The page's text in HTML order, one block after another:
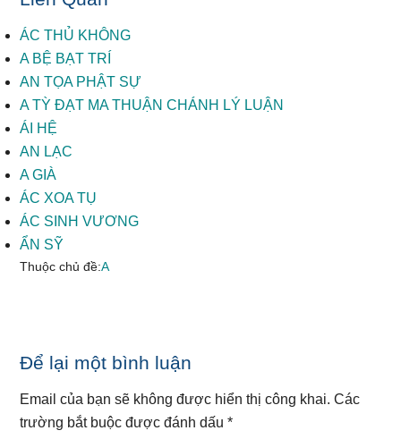
ÁC THỦ KHÔNG
A BỆ BẠT TRÍ
AN TỌA PHẬT SỰ
A TỲ ĐẠT MA THUẬN CHÁNH LÝ LUẬN
ÁI HỆ
AN LẠC
A GIÀ
ÁC XOA TỤ
ÁC SINH VƯƠNG
ẨN SỸ
Thuộc chủ đề:A
Reader
Interactions
Để lại một bình luận
Email của bạn sẽ không được hiển thị công khai. Các
trường bắt buộc được đánh dấu*